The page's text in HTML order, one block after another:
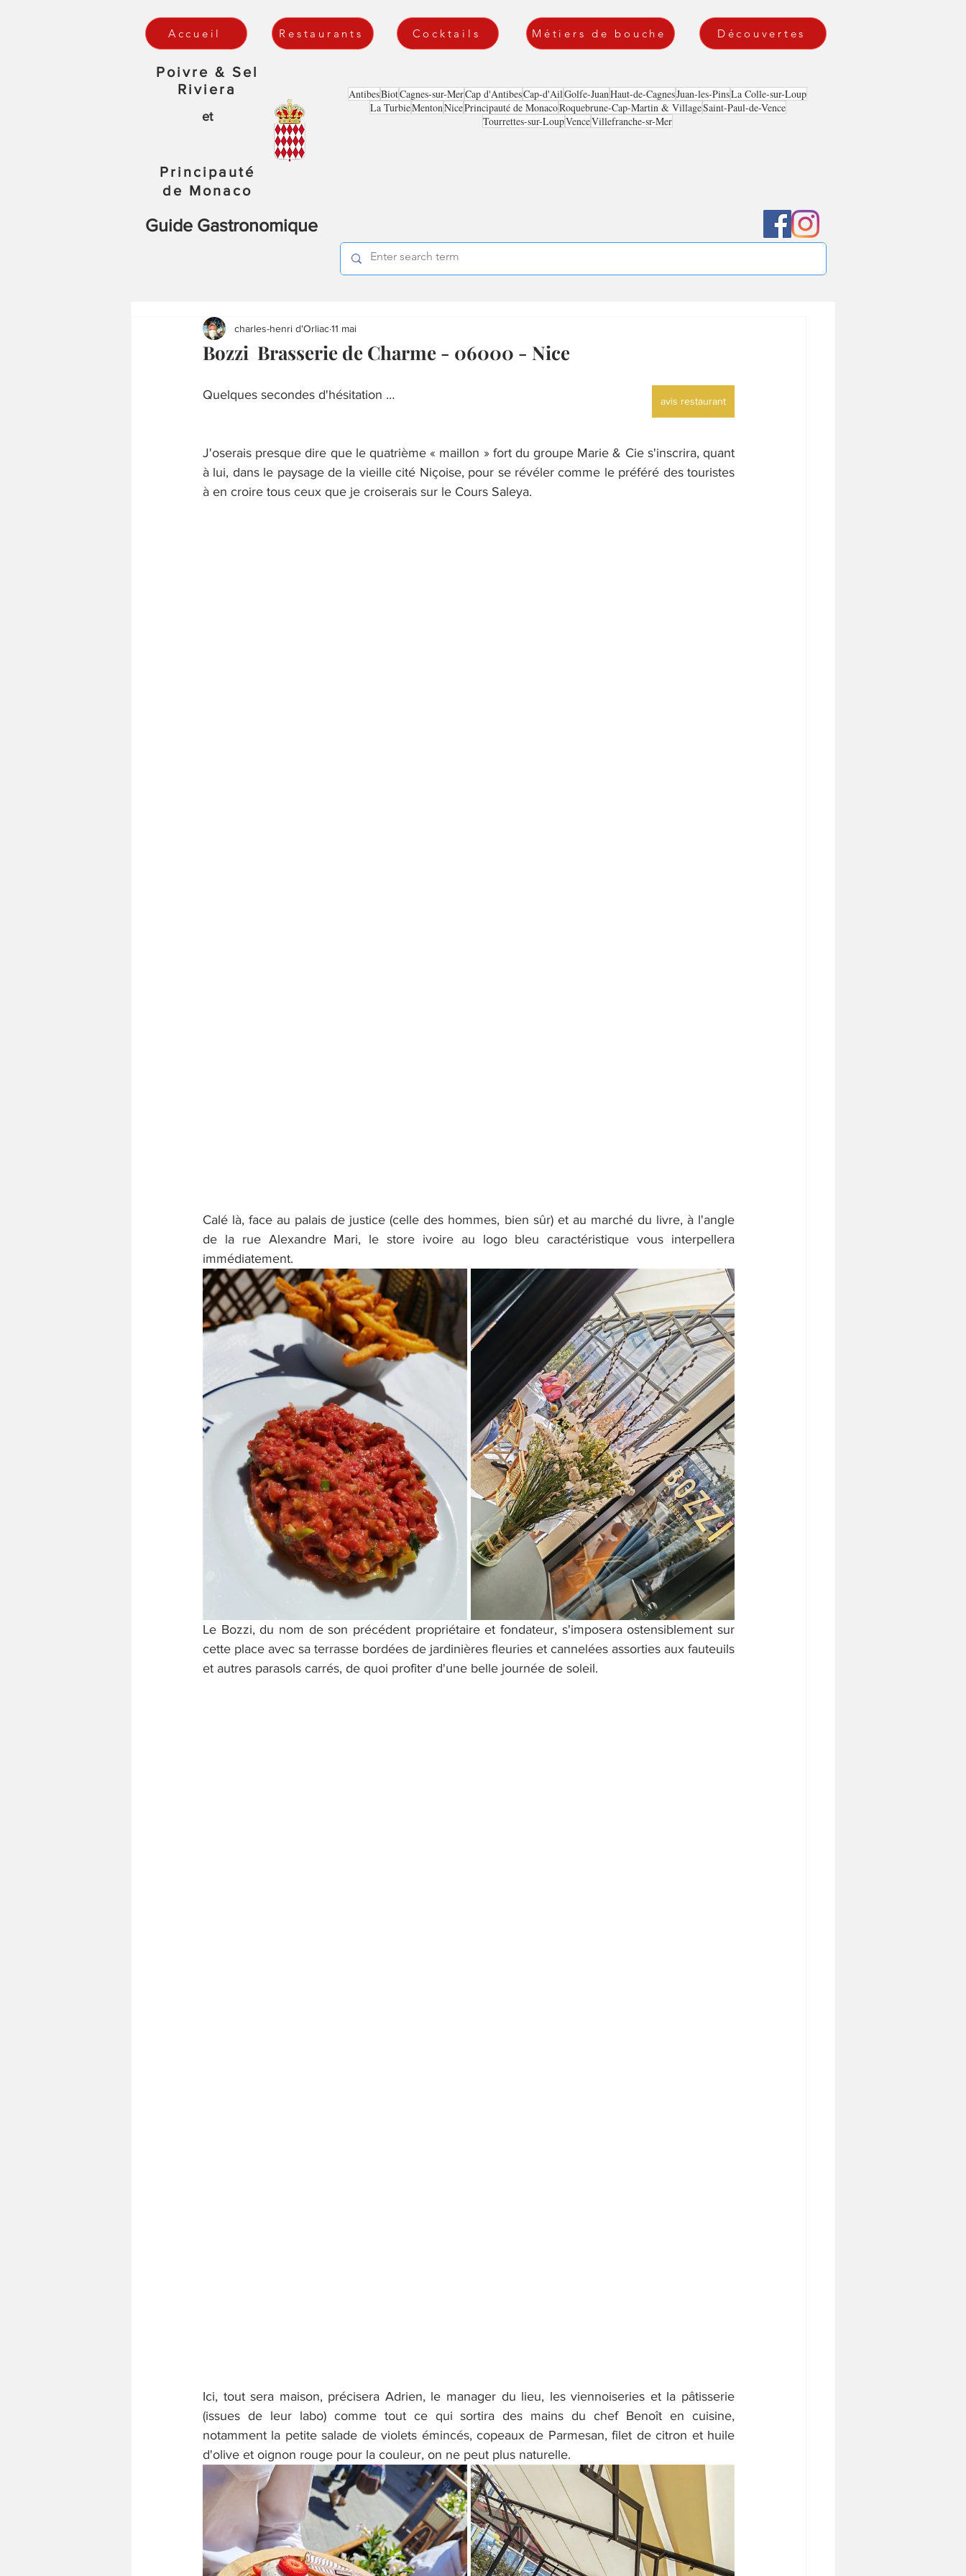
Accueil Restaurants Cocktails Métiers de bouche Découvertes
Poivre & Sel
Riviera
et
Principauté
de Monaco
Guide Gastronomique
AntibesBiotCagnes-sur-MerCap d'AntibesCap-d'AilGolfe-JuanHaut-de-CagnesJuan-les-PinsLa Colle-sur-Loup
La TurbieMentonNicePrincipauté de MonacoRoquebrune-Cap-Martin & VillageSaint-Paul-de-Vence
Tourrettes-sur-LoupVenceVillefranche-sr-Mer
Bozzi Brasserie de Charme - 06000 - Nice
charles-henri d'Orliac11 mai
avis restaurant
Quelques secondes d'hésitation …
J'oserais presque dire que le quatrième « maillon » fort du groupe Marie & Cie s'inscrira, quant
à lui, dans le paysage de la vieille cité Niçoise, pour se révéler comme le préféré des touristes
à en croire tous ceux que je croiserais sur le Cours Saleya.
Calé là, face au palais de justice (celle des hommes, bien sûr) et au marché du livre, à l'angle
de la rue Alexandre Mari, le store ivoire au logo bleu caractéristique vous interpellera
immédiatement.
Le Bozzi, du nom de son précédent propriétaire et fondateur, s'imposera ostensiblement sur
cette place avec sa terrasse bordées de jardinières fleuries et cannelées assorties aux fauteuils
et autres parasols carrés, de quoi profiter d'une belle journée de soleil.
Ici, tout sera maison, précisera Adrien, le manager du lieu, les viennoiseries et la pâtisserie
(issues de leur labo) comme tout ce qui sortira des mains du chef Benoît en cuisine,
notamment la petite salade de violets émincés, copeaux de Parmesan, filet de citron et huile
d'olive et oignon rouge pour la couleur, on ne peut plus naturelle.